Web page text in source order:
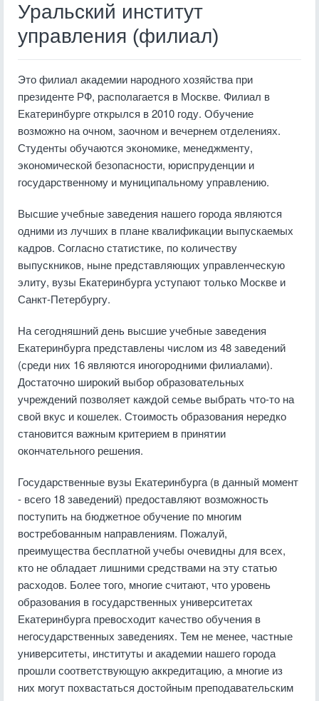
Уральский институт
управления (филиал)
Это филиал академии народного хозяйства при
президенте РФ, располагается в Москве. Филиал в
Екатеринбурге открылся в 2010 году. Обучение
возможно на очном, заочном и вечернем отделениях.
Студенты обучаются экономике, менеджменту,
экономической безопасности, юриспруденции и
государственному и муниципальному управлению.
Высшие учебные заведения нашего города являются
одними из лучших в плане квалификации выпускаемых
кадров. Согласно статистике, по количеству
выпускников, ныне представляющих управленческую
элиту, вузы Екатеринбурга уступают только Москве и
Санкт-Петербургу.
На сегодняшний день высшие учебные заведения
Екатеринбурга представлены числом из 48 заведений
(среди них 16 являются иногородними филиалами).
Достаточно широкий выбор образовательных
учреждений позволяет каждой семье выбрать что-то на
свой вкус и кошелек. Стоимость образования нередко
становится важным критерием в принятии
окончательного решения.
Государственные вузы Екатеринбурга (в данный момент
- всего 18 заведений) предоставляют возможность
поступить на бюджетное обучение по многим
востребованным направлениям. Пожалуй,
преимущества бесплатной учебы очевидны для всех,
кто не обладает лишними средствами на эту статью
расходов. Более того, многие считают, что уровень
образования в государственных университетах
Екатеринбурга превосходит качество обучения в
негосударственных заведениях. Тем не менее, частные
университеты, институты и академии нашего города
прошли соответствующую аккредитацию, а многие из
них могут похвастаться достойным преподавательским